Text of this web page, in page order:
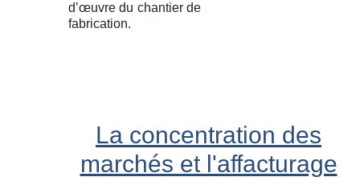
d’œuvre du chantier de
fabrication.
La concentration des
marchés et l'affacturage